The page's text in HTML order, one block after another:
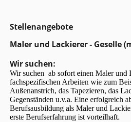
Stellenangebote
Maler und Lackierer - Geselle
Wir suchen:
Wir suchen ab sofort einen Maler und
fachspezifischen Arbeiten wie zum
Außenanstrich, das Tapezieren, das
Gegenständen u.v.a. Eine erfolgreich
Berufsausbildung als Maler und
erste Berufserfahrung ist vorteilhaft.